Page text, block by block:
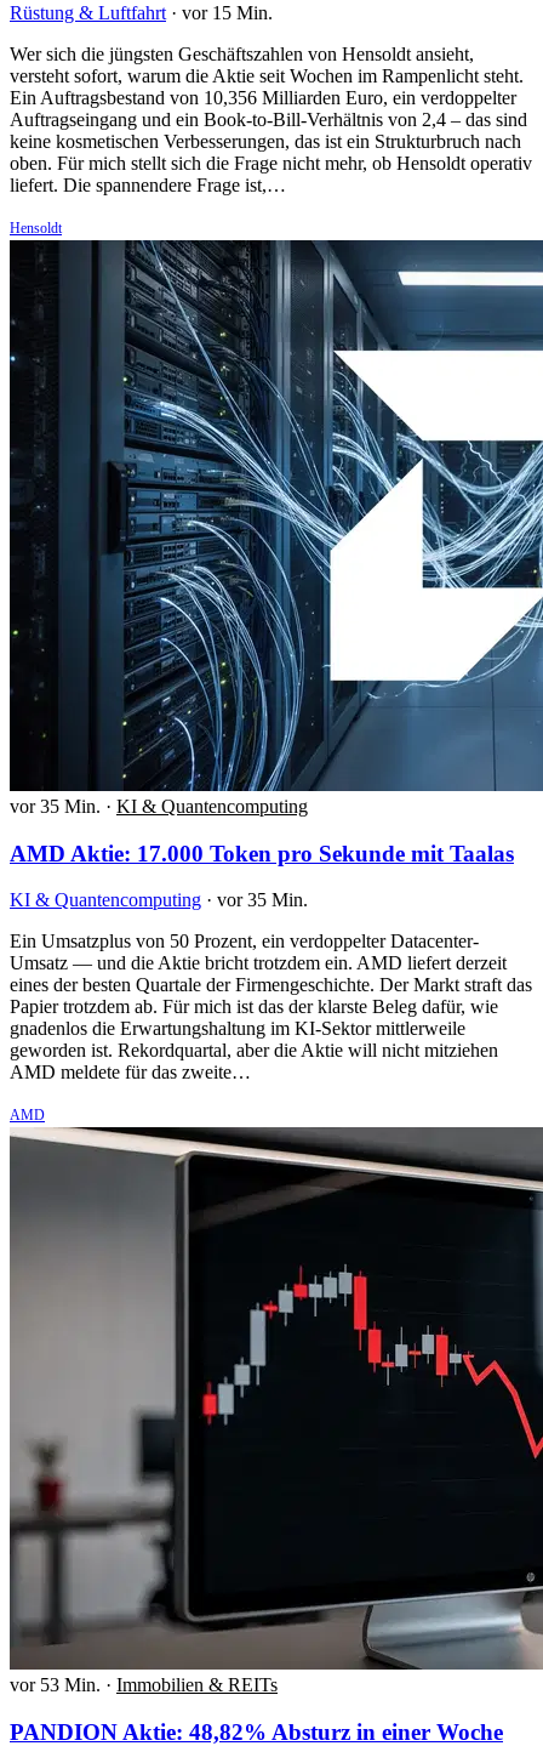
Rüstung & Luftfahrt · vor 15 Min.
Wer sich die jüngsten Geschäftszahlen von Hensoldt ansieht,
versteht sofort, warum die Aktie seit Wochen im Rampenlicht steht.
Ein Auftragsbestand von 10,356 Milliarden Euro, ein verdoppelter
Auftragseingang und ein Book-to-Bill-Verhältnis von 2,4 – das sind
keine kosmetischen Verbesserungen, das ist ein Strukturbruch nach
oben. Für mich stellt sich die Frage nicht mehr, ob Hensoldt operativ
liefert. Die spannendere Frage ist,…
Hensoldt
vor 35 Min. · KI & Quantencomputing
AMD Aktie: 17.000 Token pro Sekunde mit Taalas
KI & Quantencomputing · vor 35 Min.
Ein Umsatzplus von 50 Prozent, ein verdoppelter Datacenter-
Umsatz — und die Aktie bricht trotzdem ein. AMD liefert derzeit
eines der besten Quartale der Firmengeschichte. Der Markt straft das
Papier trotzdem ab. Für mich ist das der klarste Beleg dafür, wie
gnadenlos die Erwartungshaltung im KI-Sektor mittlerweile
geworden ist. Rekordquartal, aber die Aktie will nicht mitziehen
AMD meldete für das zweite…
AMD
vor 53 Min. · Immobilien & REITs
PANDION Aktie: 48,82% Absturz in einer Woche